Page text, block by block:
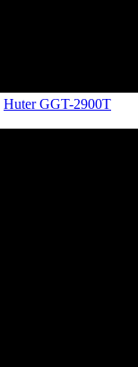
Huter GGT-2900T